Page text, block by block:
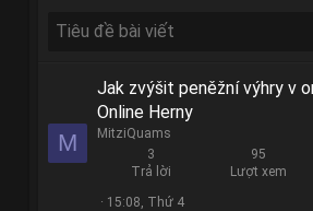
M
Jak zvýšit peněžní výhry v
Online Herny
MitziQuams
3
Trả lời
95
Lượt xem
15:08, Thứ 4